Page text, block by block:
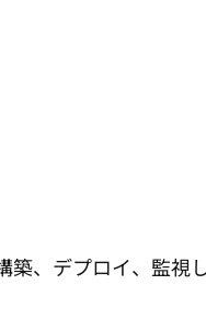
築、デプロイ、監視